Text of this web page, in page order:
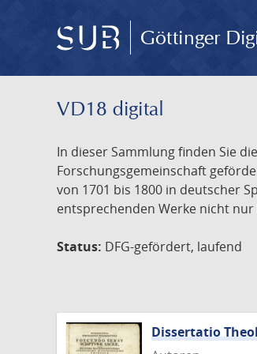
Göttinger
VD18 digital
In dieser Sammlung finden Sie
Forschungsgemeinschaft
von 1701 bis 1800 in deutscher
entsprechenden Werke nicht
Status: DFG-gefördert, laufend
Dissertatio